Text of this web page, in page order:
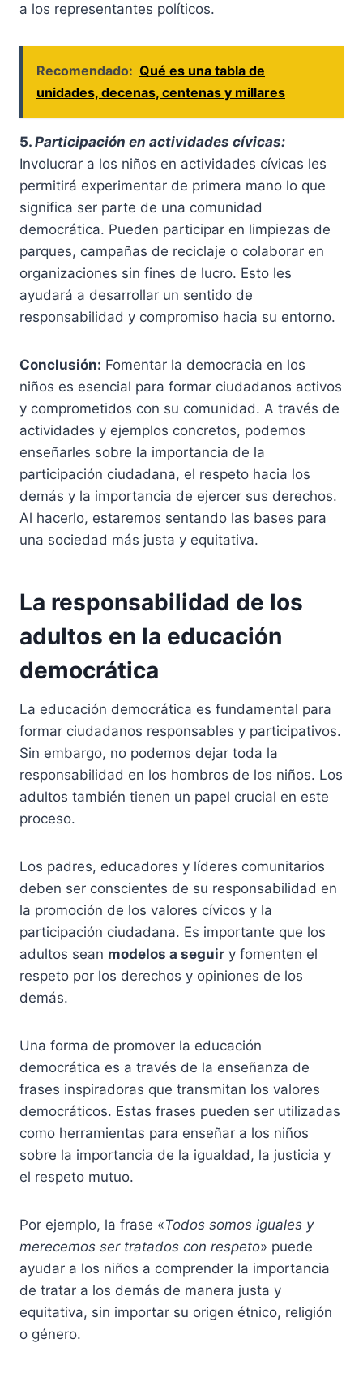
a los representantes políticos.
Recomendado: Qué es una tabla de
unidades, decenas, centenas y millares
5. Participación en actividades cívicas:
Involucrar a los niños en actividades cívicas les
permitirá experimentar de primera mano lo que
significa ser parte de una comunidad
democrática. Pueden participar en limpiezas de
parques, campañas de reciclaje o colaborar en
organizaciones sin fines de lucro. Esto les
ayudará a desarrollar un sentido de
responsabilidad y compromiso hacia su entorno.
Conclusión: Fomentar la democracia en los
niños es esencial para formar ciudadanos activos
y comprometidos con su comunidad. A través de
actividades y ejemplos concretos, podemos
enseñarles sobre la importancia de la
participación ciudadana, el respeto hacia los
demás y la importancia de ejercer sus derechos.
Al hacerlo, estaremos sentando las bases para
una sociedad más justa y equitativa.
La responsabilidad de los
adultos en la educación
democrática
La educación democrática es fundamental para
formar ciudadanos responsables y participativos.
Sin embargo, no podemos dejar toda la
responsabilidad en los hombros de los niños. Los
adultos también tienen un papel crucial en este
proceso.
Los padres, educadores y líderes comunitarios
deben ser conscientes de su responsabilidad en
la promoción de los valores cívicos y la
participación ciudadana. Es importante que los
adultos sean modelos a seguir y fomenten el
respeto por los derechos y opiniones de los
demás.
Una forma de promover la educación
democrática es a través de la enseñanza de
frases inspiradoras que transmitan los valores
democráticos. Estas frases pueden ser utilizadas
como herramientas para enseñar a los niños
sobre la importancia de la igualdad, la justicia y
el respeto mutuo.
Por ejemplo, la frase «Todos somos iguales y
merecemos ser tratados con respeto» puede
ayudar a los niños a comprender la importancia
de tratar a los demás de manera justa y
equitativa, sin importar su origen étnico, religión
o género.